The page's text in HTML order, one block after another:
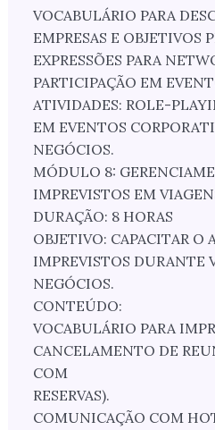
VOCABULÁRIO PARA
EMPRESAS E OBJETIVOS
EXPRESSÕES PARA
PARTICIPAÇÃO EM
ATIVIDADES: ROLE-
EM EVENTOS
NEGÓCIOS.
MÓDULO 8:
IMPREVISTOS EM
DURAÇÃO: 8 HORAS
OBJETIVO: CAPACITAR O
IMPREVISTOS DURANTE
NEGÓCIOS.
CONTEÚDO:
VOCABULÁRIO PARA
CANCELAMENTO DE
COM
RESERVAS).
COMUNICAÇÃO COM